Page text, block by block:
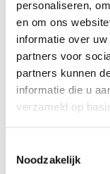
personaliseren,
en om ons
informatie over
partners voor
partners kunnen
informatie die u
verzameld op
Noodzakelijk
rayon d'action
Carburant
Montrer plus